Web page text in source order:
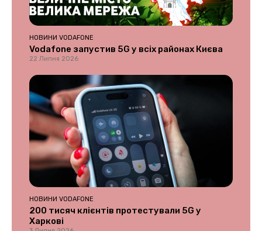
НОВИНИ VODAFONE
Vodafone запустив 5G у всіх районах Києва
22 Липня 2026
НОВИНИ VODAFONE
200 тисяч клієнтів протестували 5G у
Харкові